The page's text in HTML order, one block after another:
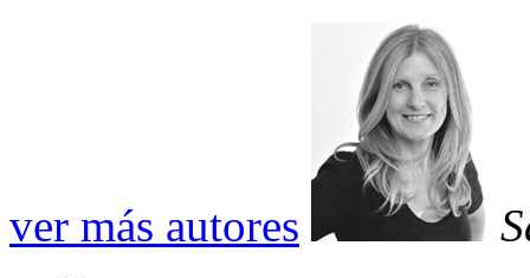
ver más autores